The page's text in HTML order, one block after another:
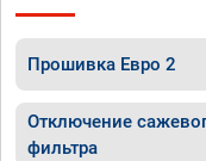
Прошивка Евро 2
Отключение
фильтра